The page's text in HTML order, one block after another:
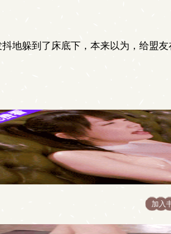
地躲到了床底下，本来以为，给盟
加入